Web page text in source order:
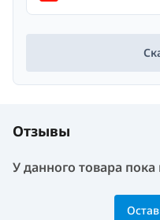
Отзывы
У данного товара пока